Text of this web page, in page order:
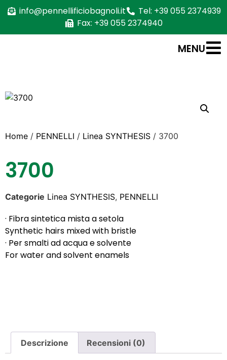
info@pennellificiobagnoli.it
Tel: +39 055 2374939
Fax: +39 055 2374940
MENU
Home / PENNELLI / Linea SYNTHESIS / 3700
3700
Categorie Linea SYNTHESIS, PENNELLI
· Fibra sintetica mista a setola
Synthetic hairs mixed with bristle
· Per smalti ad acqua e solvente
For water and solvent enamels
Descrizione Recensioni (0)